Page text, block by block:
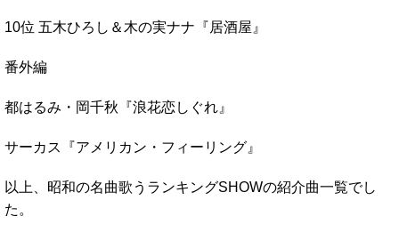
10位 五木ひろし＆木の実ナナ『居酒屋』
番外編
都はるみ・岡千秋『浪花恋しぐれ』
サーカス『アメリカン・フィーリング』
以上、昭和の名曲歌うランキングSHOWの紹介曲一覧でし
た。